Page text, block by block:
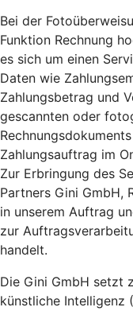
Bei der
Funktion Rechnung
es sich um einen
Daten wie
Zahlungsbetrag und
gescannten oder
Zahlungsauftrag im
Zur Erbringung des
Partners Gini GmbH,
in unserem Auftrag
zur
handelt.
Die Gini GmbH setzt
künstliche Intelligenz